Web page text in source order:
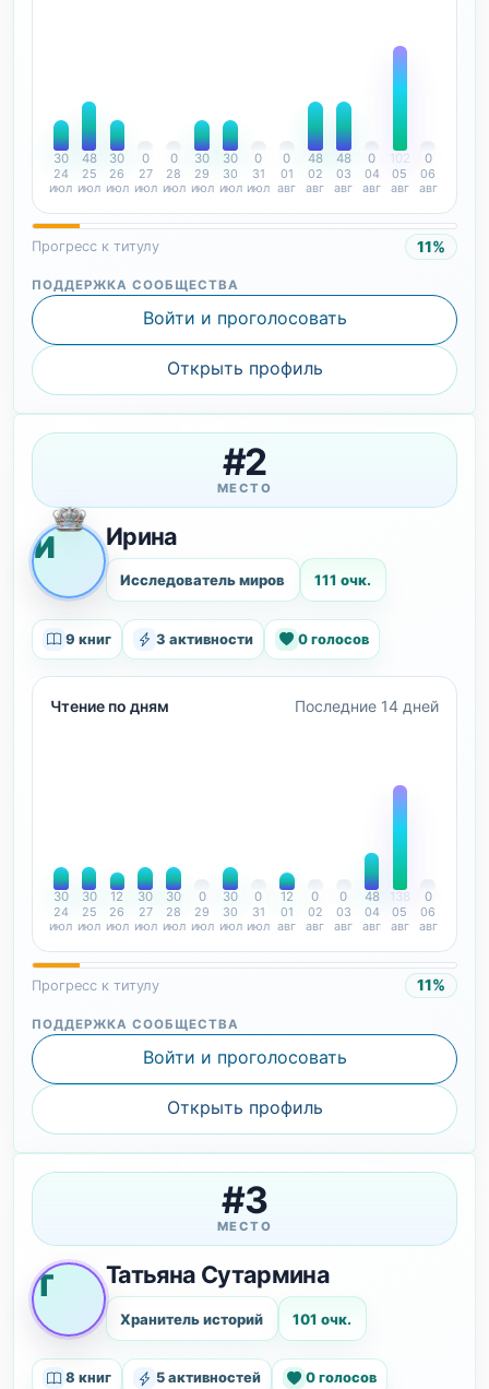
30
24
июл
48
25
июл
30
26
июл
0
27
июл
0
28
июл
30
29
июл
30
30
июл
0
31
июл
0
01
авг
48
02
авг
48
03
авг
0
04
авг
102
05
авг
0
06
авг
Прогресс к титулу 11%
ПОДДЕРЖКА СООБЩЕСТВА
Войти и проголосовать
Открыть профиль
#2
МЕСТО
И Ирина
Исследователь миров 111 очк.
9 книг 3 активности 0 голосов
Чтение по дням Последние 14 дней
30
24
июл
30
25
июл
12
26
июл
30
27
июл
30
28
июл
0
29
июл
30
30
июл
0
31
июл
12
01
авг
0
02
авг
0
03
авг
48
04
авг
138
05
авг
0
06
авг
Прогресс к титулу 11%
ПОДДЕРЖКА СООБЩЕСТВА
Войти и проголосовать
Открыть профиль
#3
МЕСТО
Т Татьяна Сутармина
Хранитель историй 101 очк.
8 книг 5 активностей 0 голосов